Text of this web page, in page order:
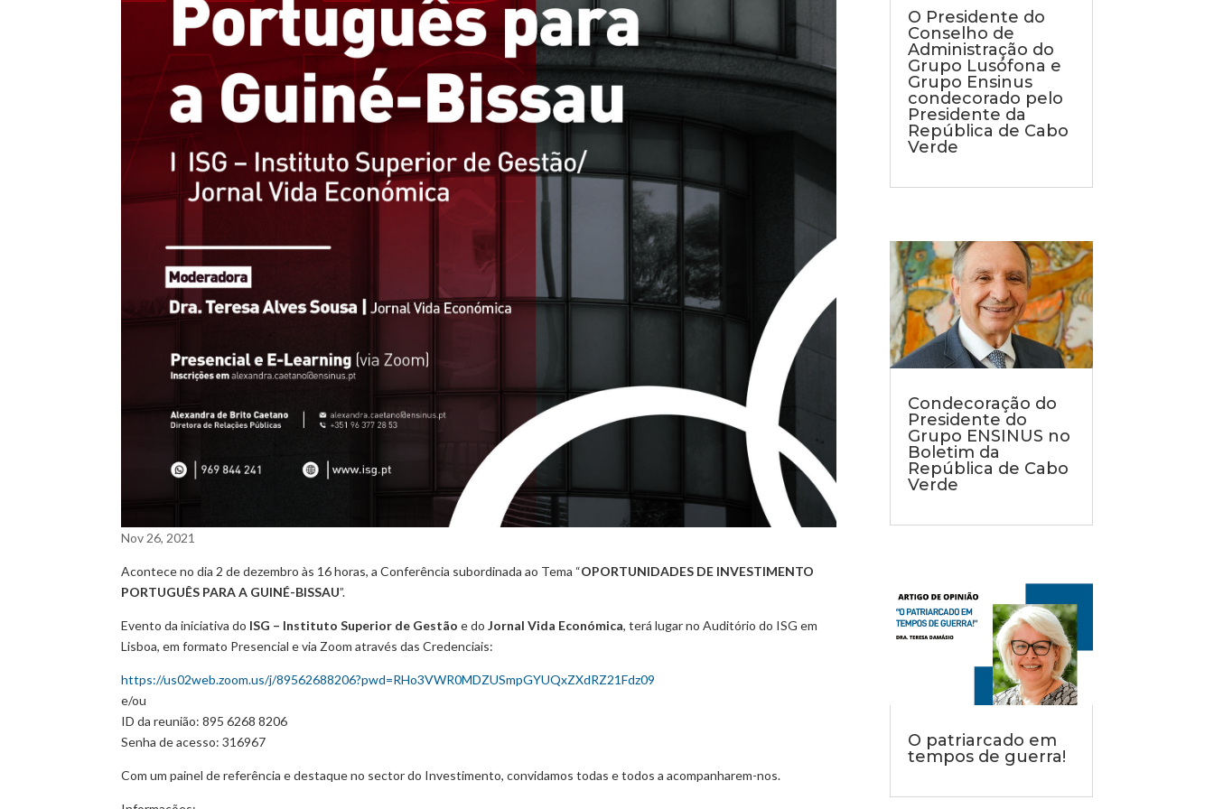
Nov 26, 2021
Acontece no dia 2 de dezembro às 16 horas, a Conferência subordinada ao Tema “OPORTUNIDADES DE INVESTIMENTO
PORTUGUÊS PARA A GUINÉ-BISSAU”.
Evento da iniciativa do ISG – Instituto Superior de Gestão e doJornal Vida Económica, terá lugar no Auditório do ISG em
Lisboa, em formato Presencial e via Zoom através das Credenciais:
https://us02web.zoom.us/j/89562688206?pwd=RHo3VWR0MDZUSmpGYUQxZXdRZ21Fdz09
e/ou
ID da reunião: 895 6268 8206
Senha de acesso: 316967
Com um painel de referência e destaque no sector do Investimento, convidamos todas e todos a acompanharem-nos.
O Presidente do
Conselho de
Administração do
Grupo Lusófona e
Grupo Ensinus
condecorado pelo
Presidente da
República de Cabo
Verde
Condecoração do
Presidente do
Grupo ENSINUS no
Boletim da
República de Cabo
Verde
O patriarcado em
tempos de guerra!